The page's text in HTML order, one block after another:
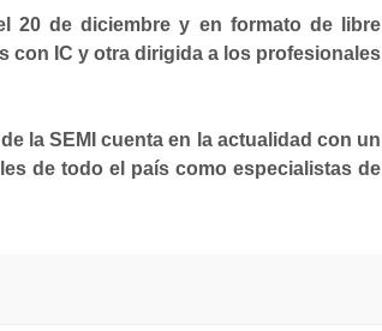
20 de diciembre y en formato de libre
con IC y otra dirigida a los profesionales
la SEMI cuenta en la actualidad con un
de todo el país como especialistas de